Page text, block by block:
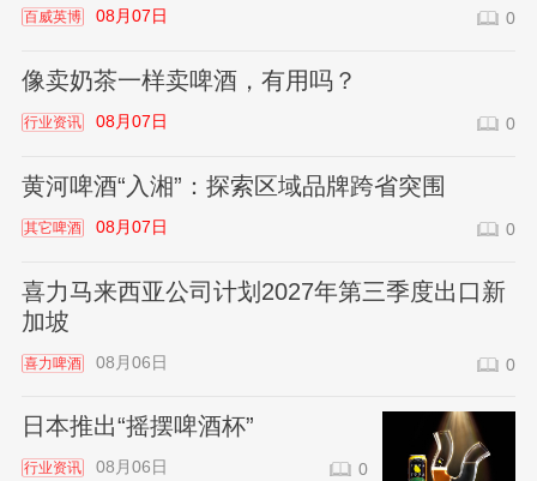
百威英博 08月07日 0
像卖奶茶一样卖啤酒，有用吗？
行业资讯 08月07日 0
黄河啤酒“入湘”：探索区域品牌跨省突围
其它啤酒 08月07日 0
喜力马来西亚公司计划2027年第三季度出口新
加坡
喜力啤酒 08月06日 0
日本推出“摇摆啤酒杯”
行业资讯 08月06日 0